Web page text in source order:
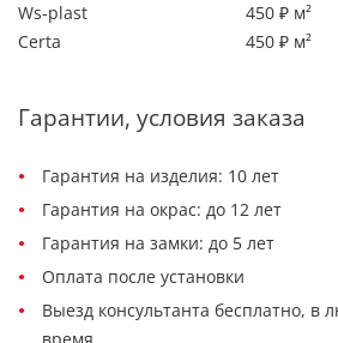
Ws-plast
450 ₽ м²
Certa
450 ₽ м²
Гарантии, условия заказа
Гарантия на изделия: 10 лет
Гарантия на окрас: до 12 лет
Гарантия на замки: до 5 лет
Оплата после установки
Выезд консультанта бесплатно, в